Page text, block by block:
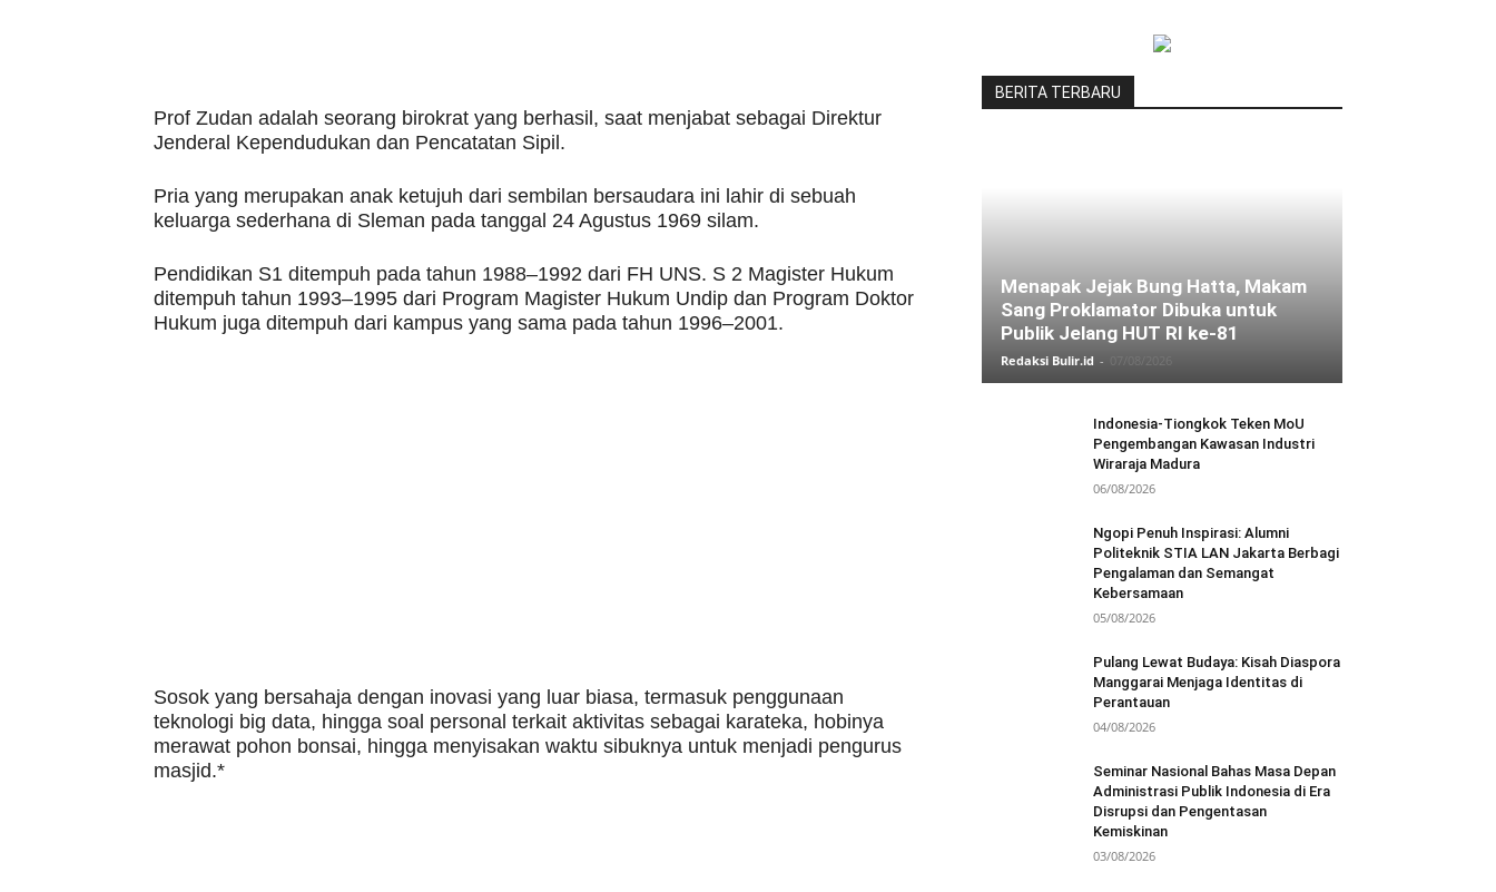
Prof Zudan adalah seorang birokrat yang berhasil, saat menjabat sebagai Direktur
Jenderal Kependudukan dan Pencatatan Sipil.
Pria yang merupakan anak ketujuh dari sembilan bersaudara ini lahir di sebuah
keluarga sederhana di Sleman pada tanggal 24 Agustus 1969 silam.
Pendidikan S1 ditempuh pada tahun 1988–1992 dari FH UNS. S 2 Magister Hukum
ditempuh tahun 1993–1995 dari Program Magister Hukum Undip dan Program Doktor
Hukum juga ditempuh dari kampus yang sama pada tahun 1996–2001.
Sosok yang bersahaja dengan inovasi yang luar biasa, termasuk penggunaan
teknologi big data, hingga soal personal terkait aktivitas sebagai karateka, hobinya
merawat pohon bonsai, hingga menyisakan waktu sibuknya untuk menjadi pengurus
masjid.*
BERITA TERBARU
Menapak Jejak Bung Hatta, Makam
Sang Proklamator Dibuka untuk
Publik Jelang HUT RI ke-81
Redaksi Bulir.id -
Indonesia-Tiongkok Teken MoU
Pengembangan Kawasan Industri
Wiraraja Madura
06/08/2026
Ngopi Penuh Inspirasi: Alumni
Politeknik STIA LAN Jakarta Berbagi
Pengalaman dan Semangat
Kebersamaan
05/08/2026
Pulang Lewat Budaya: Kisah Diaspora
Manggarai Menjaga Identitas di
Perantauan
04/08/2026
Seminar Nasional Bahas Masa Depan
Administrasi Publik Indonesia di Era
Disrupsi dan Pengentasan
Kemiskinan
03/08/2026